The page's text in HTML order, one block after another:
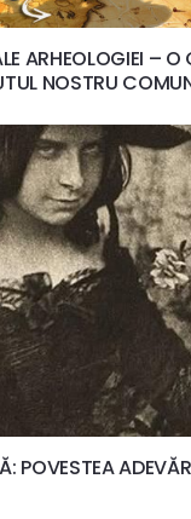
ARHEOLOGIEI –
NOSTRU
POVESTEA